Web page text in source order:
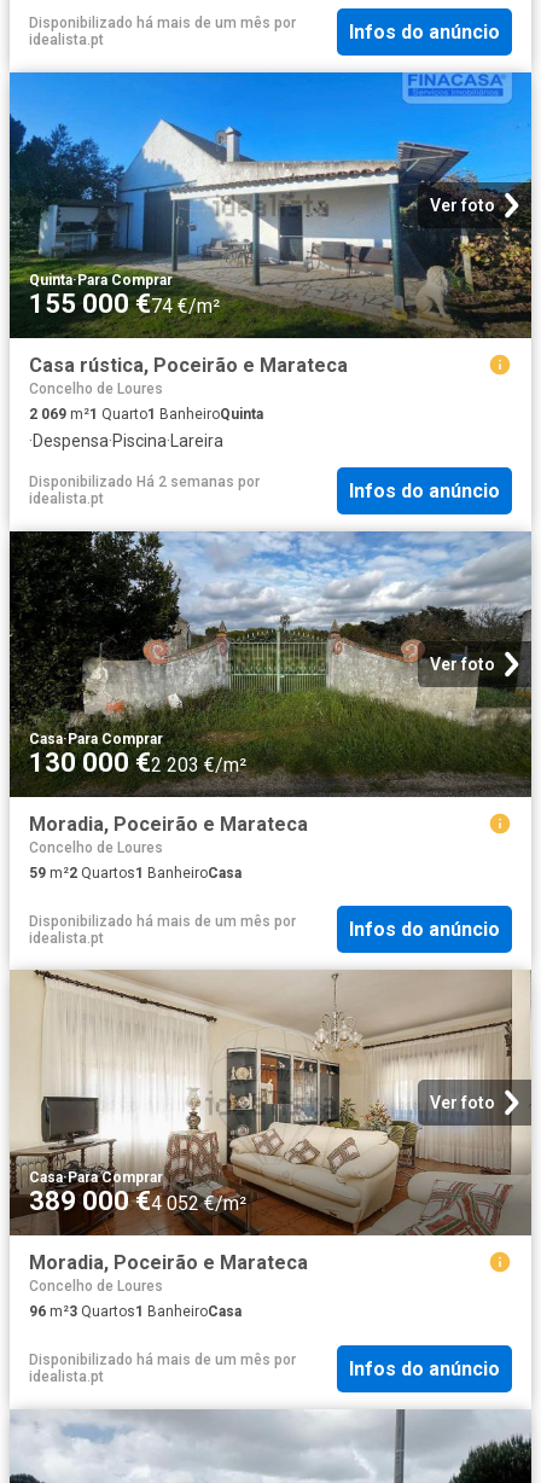
Disponibilizado há mais de um mês por
idealista.pt
Infos do anúncio
Ver foto
Quinta·Para Comprar
155 000 €74 €/m²
Casa rústica, Poceirão e Marateca
Concelho de Loures
2 069 m²1 Quarto1 BanheiroQuinta
·Despensa·Piscina· Lareira
Disponibilizado Há 2 semanas por
idealista.pt
Infos do anúncio
Ver foto
Casa·Para Comprar
130 000 €2 203 €/m²
Moradia, Poceirão e Marateca
Concelho de Loures
59 m²2 Quartos1 BanheiroCasa
Disponibilizado há mais de um mês por
idealista.pt
Infos do anúncio
Ver foto
Casa·Para Comprar
389 000 €4 052 €/m²
Moradia, Poceirão e Marateca
Concelho de Loures
96 m²3 Quartos1 BanheiroCasa
Disponibilizado há mais de um mês por
idealista.pt
Infos do anúncio